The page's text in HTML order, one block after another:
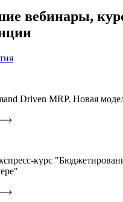
вебинары,
Driven MRP. Новая
курс